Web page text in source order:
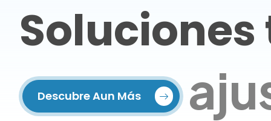
Descubre Aun Más